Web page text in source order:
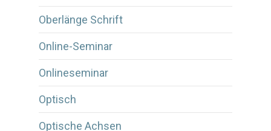
Oberlänge Schrift
Online-Seminar
Onlineseminar
Optisch
Optische Achsen